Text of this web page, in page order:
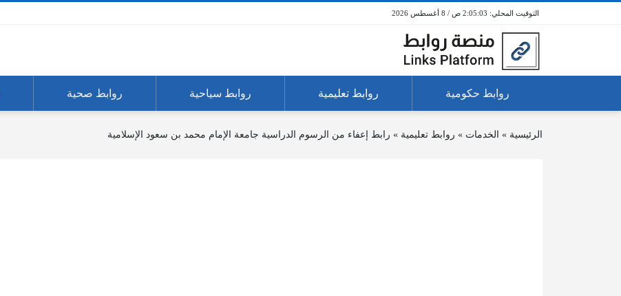
2:05:03 ص / 8 أغسطس 2026
روابط حكومية روابط تعليمية روابط سياحية روابط صحية
الرئيسية » الخدمات » روابط تعليمية » رابط إعفاء من الرسوم الدراسية جامعة الإمام محمد بن سعود الإسلامية